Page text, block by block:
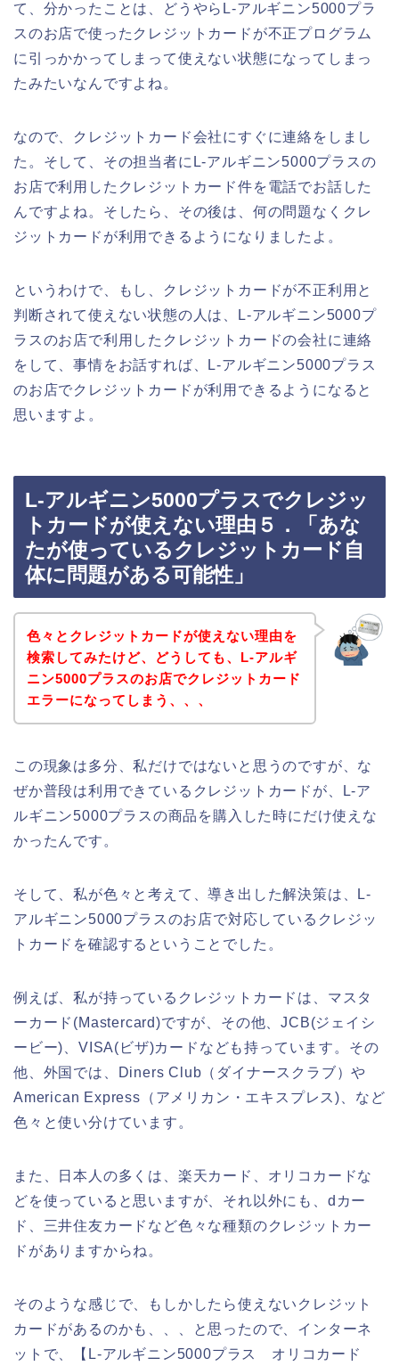
て、分かったことは、どうやらL-アルギニン5000プラ
スのお店で使ったクレジットカードが不正プログラム
に引っかかってしまって使えない状態になってしまっ
たみたいなんですよね。
なので、クレジットカード会社にすぐに連絡をしまし
た。そして、その担当者にL-アルギニン5000プラスの
お店で利用したクレジットカード件を電話でお話した
んですよね。そしたら、その後は、何の問題なくクレ
ジットカードが利用できるようになりましたよ。
というわけで、もし、クレジットカードが不正利用と
判断されて使えない状態の人は、L-アルギニン5000プ
ラスのお店で利用したクレジットカードの会社に連絡
をして、事情をお話すれば、L-アルギニン5000プラス
のお店でクレジットカードが利用できるようになると
思いますよ。
L-アルギニン5000プラスでクレジッ
トカードが使えない理由５．「あな
たが使っているクレジットカード自
体に問題がある可能性」
色々とクレジットカードが使えない理由を
検索してみたけど、どうしても、L-アルギ
ニン5000プラスのお店でクレジットカード
エラーになってしまう、、、
この現象は多分、私だけではないと思うのですが、な
ぜか普段は利用できているクレジットカードが、L-ア
ルギニン5000プラスの商品を購入した時にだけ使えな
かったんです。
そして、私が色々と考えて、導き出した解決策は、L-
アルギニン5000プラスのお店で対応しているクレジッ
トカードを確認するということでした。
例えば、私が持っているクレジットカードは、マスタ
ーカード(Mastercard)ですが、その他、JCB(ジェイシ
ービー)、VISA(ビザ)カードなども持っています。その
他、外国では、Diners Club（ダイナースクラブ）や
American Express（アメリカン・エキスプレス)、など
色々と使い分けています。
また、日本人の多くは、楽天カード、オリコカードな
どを使っていると思いますが、それ以外にも、dカー
ド、三井住友カードなど色々な種類のクレジットカー
ドがありますからね。
そのような感じで、もしかしたら使えないクレジット
カードがあるのかも、、、と思ったので、インターネ
ットで、【L-アルギニン5000プラス オリコカード